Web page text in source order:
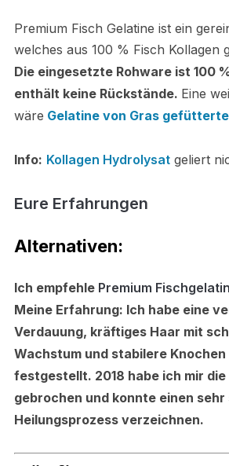
Premium Fisch Gelatine ist ein
welches aus 100 % Fisch Kollagen
Die eingesetzte Rohware ist 100
enthält keine Rückstände. Eine
wäre Gelatine von Gras
Info: Kollagen Hydrolysatgeliert
Eure Erfahrungen
Alternativen:
Ich empfehle Premium
Meine Erfahrung: Ich habe eine
Verdauung, kräftiges Haar mit
Wachstum und stabilere Knochen
festgestellt. 2018 habe ich mir
gebrochen und konnte einen sehr
Heilungsprozess verzeichnen.